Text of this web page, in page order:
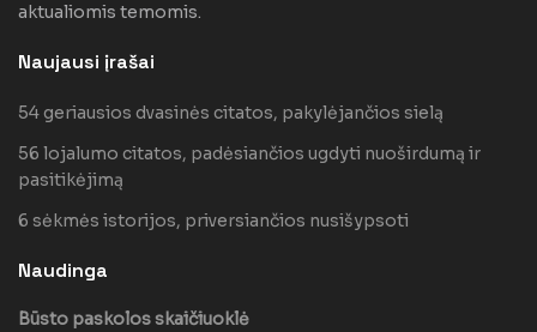
aktualiomis temomis.
Naujausi įrašai
54 geriausios dvasinės citatos, pakylėjančios sielą
56 lojalumo citatos, padėsiančios ugdyti nuoširdumą ir
pasitikėjimą
6 sėkmės istorijos, priversiančios nusišypsoti
Naudinga
Būsto paskolos skaičiuoklė